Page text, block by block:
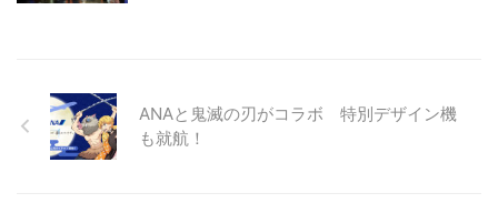
ANAと鬼滅の刃がコラボ 特別デザイン機
も就航！